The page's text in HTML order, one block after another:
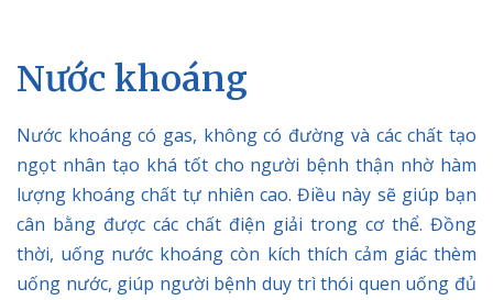
Nước khoáng
Nước khoáng có gas, không có đường và các chất tạo
ngọt nhân tạo khá tốt cho người bệnh thận nhờ hàm
lượng khoáng chất tự nhiên cao. Điều này sẽ giúp bạn
cân bằng được các chất điện giải trong cơ thể. Đồng
thời, uống nước khoáng còn kích thích cảm giác thèm
uống nước, giúp người bệnh duy trì thói quen uống đủ